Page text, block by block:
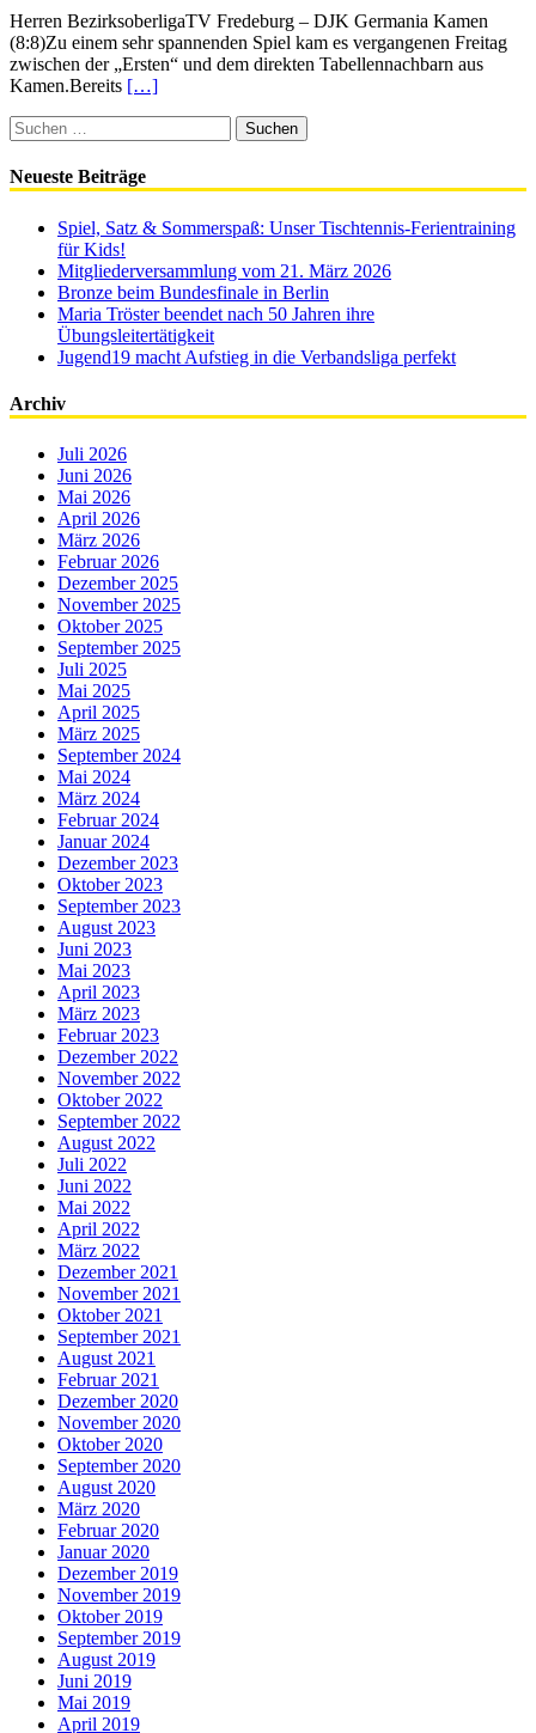
Herren BezirksoberligaTV Fredeburg – DJK Germania Kamen
(8:8)Zu einem sehr spannenden Spiel kam es vergangenen Freitag
zwischen der „Ersten“ und dem direkten Tabellennachbarn aus
Kamen.Bereits […]
Suchen
nach:
Neueste Beiträge
Spiel, Satz & Sommerspaß: Unser Tischtennis-Ferientraining
für Kids!
Mitgliederversammlung vom 21. März 2026
Bronze beim Bundesfinale in Berlin
Maria Tröster beendet nach 50 Jahren ihre
Übungsleitertätigkeit
Jugend19 macht Aufstieg in die Verbandsliga perfekt
Archiv
Juli 2026
Juni 2026
Mai 2026
April 2026
März 2026
Februar 2026
Dezember 2025
November 2025
Oktober 2025
September 2025
Juli 2025
Mai 2025
April 2025
März 2025
September 2024
Mai 2024
März 2024
Februar 2024
Januar 2024
Dezember 2023
Oktober 2023
September 2023
August 2023
Juni 2023
Mai 2023
April 2023
März 2023
Februar 2023
Dezember 2022
November 2022
Oktober 2022
September 2022
August 2022
Juli 2022
Juni 2022
Mai 2022
April 2022
März 2022
Dezember 2021
November 2021
Oktober 2021
September 2021
August 2021
Februar 2021
Dezember 2020
November 2020
Oktober 2020
September 2020
August 2020
März 2020
Februar 2020
Januar 2020
Dezember 2019
November 2019
Oktober 2019
September 2019
August 2019
Juni 2019
Mai 2019
April 2019